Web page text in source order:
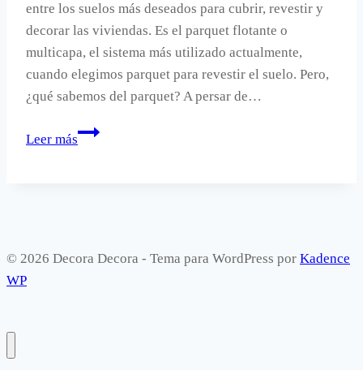
entre los suelos más deseados para cubrir, revestir y
decorar las viviendas. Es el parquet flotante o
multicapa, el sistema más utilizado actualmente,
cuando elegimos parquet para revestir el suelo. Pero,
¿qué sabemos del parquet? A persar de…
Leer más
Qué
© 2026 Decora Decora - Tema para WordPress por Kadence
WP